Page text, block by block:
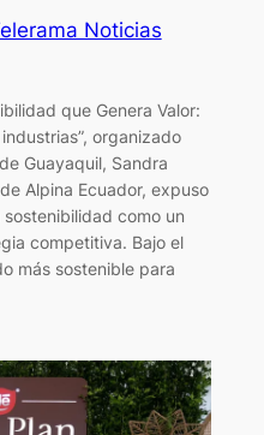
Noticias
que Genera Valor:
organizado
Guayaquil, Sandra
Alpina Ecuador, expuso
como un
competitiva. Bajo el
más sostenible para